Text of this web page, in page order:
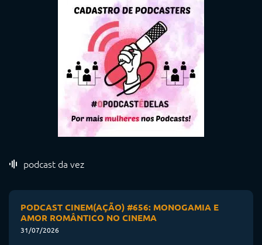
podcast da vez
PODCAST CINEM(AÇÃO) #656: MONOGAMIA E
AMOR ROMÂNTICO NO CINEMA
31/07/2026